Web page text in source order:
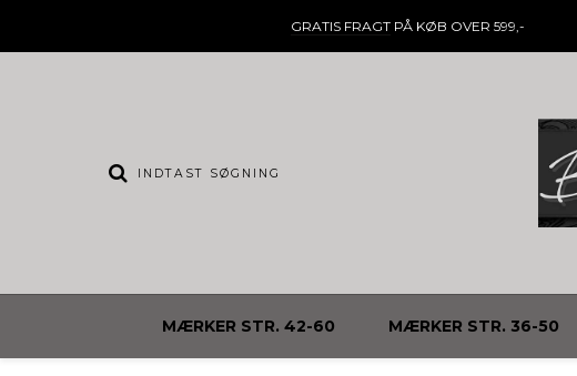
GRATIS FRAGTPÅ KØB OVER 599,-
MÆRKER STR. 42-60 MÆRKER STR. 36-50